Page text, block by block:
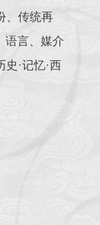
、传统再
语言、媒介
·记忆·西